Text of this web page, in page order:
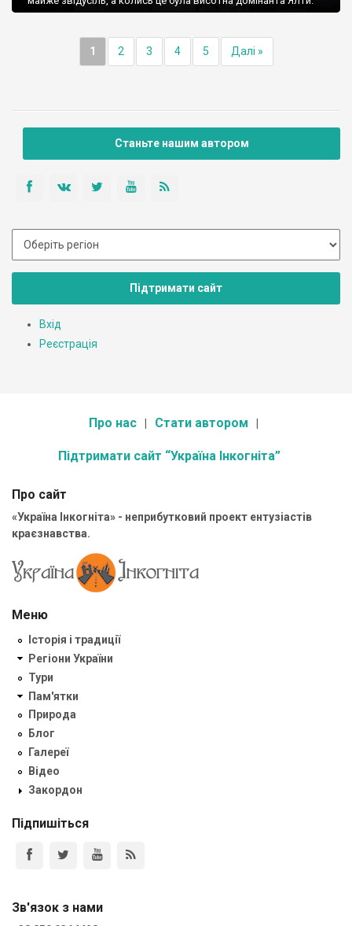
1 2 3 4 5 Далі »
Станьте нашим автором
Підтримати сайт
Вхід
Реєстрація
Про нас Стати автором
Підтримати сайт “Україна Інкогніта”
Про сайт
«Україна Інкогніта» - неприбутковий проект ентузіастів
краєзнавства.
Меню
Історія і традиції
Регіони України
Тури
Пам'ятки
Природа
Блог
Галереї
Відео
Закордон
Підпишіться
Зв'язок з нами